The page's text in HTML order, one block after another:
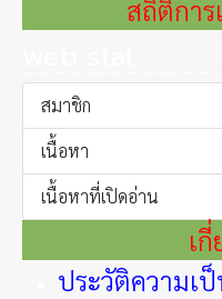
สถิติการ
สมาชิก
เนื้อหา
เนื้อหาที่เปิดอ่าน
เ
ประวัติความเ